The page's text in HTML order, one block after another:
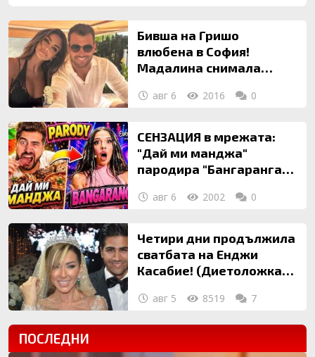
Бивша на Гришо
влюбена в София!
Мадалина снимала
столицата
авг 6 2016 0
СЕНЗАЦИЯ в мрежата:
"Дай ми манджа"
пародира "Бангаранга"
авг 6 2002 0
Четири дни продължила
сватбата на Енджи
Касабие! (Диетоложката
авг 5 8519 7
ПОСЛЕДНИ